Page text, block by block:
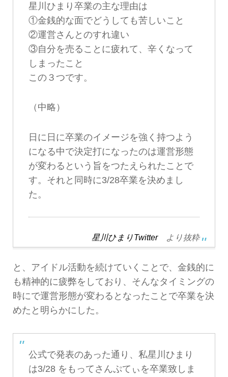
星川ひまり卒業の主な理由は
①金銭的な面でどうしても苦しいこと
②運営さんとのすれ違い
③自分を売ることに疲れて、辛くなって
しまったこと
この３つです。
（中略）
日に日に卒業のイメージを強く持つよう
になる中で決定打になったのは運営形態
が変わるという旨をつたえられたことで
す。それと同時に3/28卒業を決めまし
た。
星川ひまりTwitterより抜粋
と、アイドル活動を続けていくことで、金銭的に
も精神的に疲弊をしており、そんなタイミングの
時にで運営形態が変わるとなったことで卒業を決
めたと明らかにした。
公式で発表のあった通り、私星川ひまり
は3/28 をもってさんぷてぃを卒業致しま